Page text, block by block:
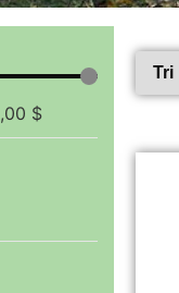
,00 $